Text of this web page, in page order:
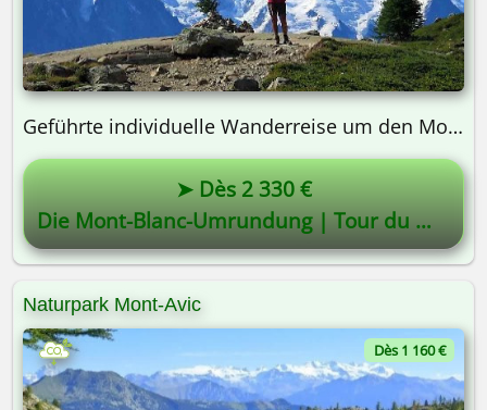
Geführte individuelle Wanderreise um den Mont-Blanc | von Hotel zu Hotel | 8 Tage
➤ Dès 2 330 €
Die Mont-Blanc-Umrundung | Tour du Mont-Blanc | TMB
Naturpark Mont-Avic
Dès 1 160 €